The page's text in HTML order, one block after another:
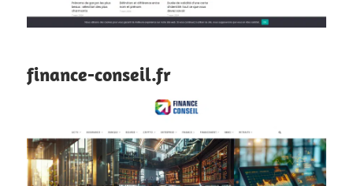
finance-conseil.fr